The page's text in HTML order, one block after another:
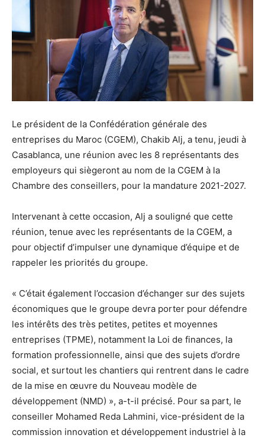
Le président de la Confédération générale des
entreprises du Maroc (CGEM), Chakib Alj, a tenu, jeudi à
Casablanca, une réunion avec les 8 représentants des
employeurs qui siègeront au nom de la CGEM à la
Chambre des conseillers, pour la mandature 2021-2027.
Intervenant à cette occasion, Alj a souligné que cette
réunion, tenue avec les représentants de la CGEM, a
pour objectif d’impulser une dynamique d’équipe et de
rappeler les priorités du groupe.
« C’était également l’occasion d’échanger sur des sujets
économiques que le groupe devra porter pour défendre
les intérêts des très petites, petites et moyennes
entreprises (TPME), notamment la Loi de finances, la
formation professionnelle, ainsi que des sujets d’ordre
social, et surtout les chantiers qui rentrent dans le cadre
de la mise en œuvre du Nouveau modèle de
développement (NMD) », a-t-il précisé. Pour sa part, le
conseiller Mohamed Reda Lahmini, vice-président de la
commission innovation et développement industriel à la